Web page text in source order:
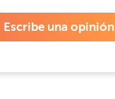
Escribe una opinión